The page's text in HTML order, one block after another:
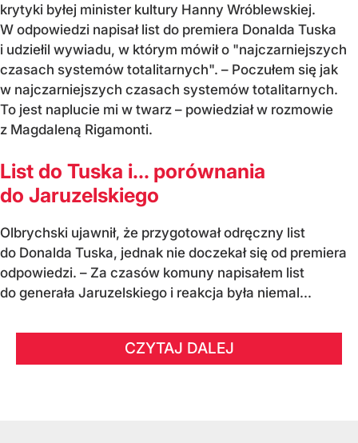
krytyki byłej minister kultury Hanny Wróblewskiej.
W odpowiedzi napisał list do premiera Donalda Tuska
i udziełil wywiadu, w którym mówił o "najczarniejszych
czasach systemów totalitarnych". – Poczułem się jak
w najczarniejszych czasach systemów totalitarnych.
To jest naplucie mi w twarz – powiedział w rozmowie
z Magdaleną Rigamonti.
List do Tuska i… porównania
do Jaruzelskiego
Olbrychski ujawnił, że przygotował odręczny list
do Donalda Tuska, jednak nie doczekał się od premiera
odpowiedzi. – Za czasów komuny napisałem list
do generała Jaruzelskiego i reakcja była niemal...
CZYTAJ DALEJ